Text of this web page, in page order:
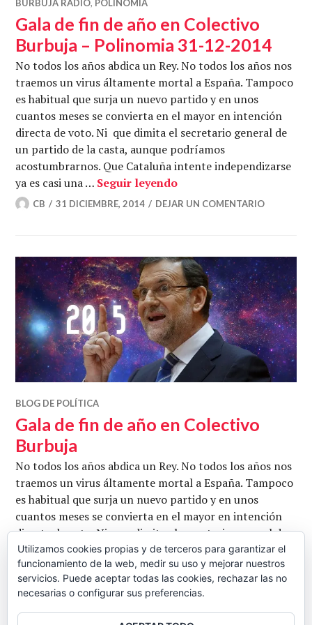
BURBUJA RADIO, POLINOMIA
Gala de fin de año en Colectivo
Burbuja – Polinomia 31-12-2014
No todos los años abdica un Rey. No todos los años nos
traemos un virus áltamente mortal a España. Tampoco
es habitual que surja un nuevo partido y en unos
cuantos meses se convierta en el mayor en intención
directa de voto. Ni que dimita el secretario general de
un partido de la casta, aunque podríamos
acostumbrarnos. Que Cataluña intente independizarse
ya es casi una … Seguir leyendoGala de fin de año en
CB 31 DICIEMBRE, 2014 DEJAR UN COMENTARIO
BLOG DE POLÍTICA
Gala de fin de año en Colectivo
Burbuja
No todos los años abdica un Rey. No todos los años nos
traemos un virus áltamente mortal a España. Tampoco
es habitual que surja un nuevo partido y en unos
cuantos meses se convierta en el mayor en intención
directa de voto. Ni que dimita el secretario general de
un partido de la casta, aunque podríamos
acostumbrarnos. Que Cataluña intente independizarse
ya es casi una …Seguir leyendoGala de fin de año en
Utilizamos cookies propias y de terceros para garantizar el
funcionamiento de la web, medir su uso y mejorar nuestros
servicios. Puede aceptar todas las cookies, rechazar las no
necesarias o configurar sus preferencias.